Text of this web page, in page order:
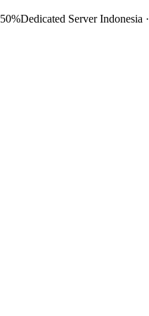
50%Dedicated Server Indonesia ·